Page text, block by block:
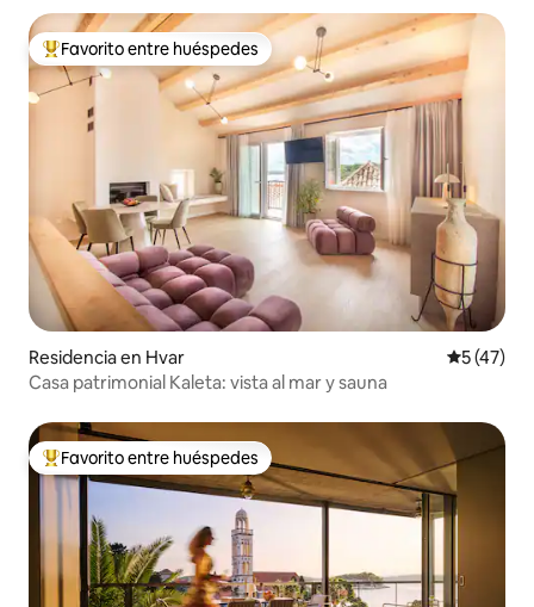
De los mejores en Favorito entre huéspedes
Favorito entre huéspedes
Residencia en Hvar
5 (47)
Casa patrimonial Kaleta: vista al mar y sauna
De los mejores en Favorito entre huéspedes
Favorito entre huéspedes